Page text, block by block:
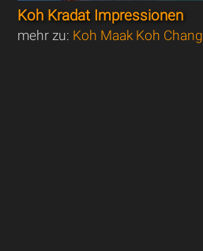
Koh Kradat Impressionen
mehr zu: Koh Maak Koh Chang